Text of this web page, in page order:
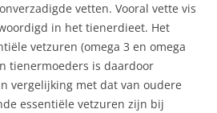
vetten. Vooral vette vis
in het tienerdieet. Het
vetzuren (omega 3 en omega
tienermoeders is daardoor
vergelijking met dat van oudere
essentiële vetzuren zijn bij